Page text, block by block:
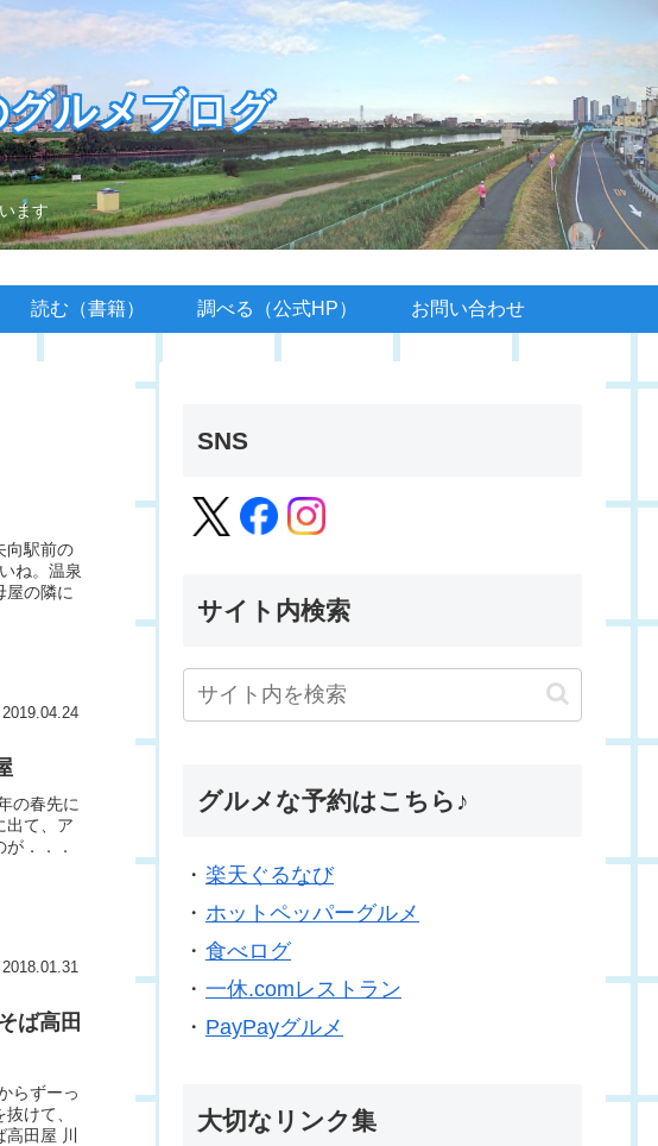
ルメブログ
ます
読む（書籍） 調べる（公式HP） お問い合わせ
向駅前の
ね。温泉
屋の隣に
2019.04.24
の春先に
出て、ア
．．．
2018.01.31
ば高田
らずーっ
けて、
高田屋 川
SNS
サイト内検索
グルメな予約はこちら♪
・ 楽天ぐるなび
・ ホットペッパーグルメ
・ 食べログ
・ 一休.comレストラン
・ PayPayグルメ
大切なリンク集